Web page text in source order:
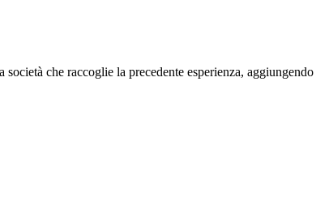
che raccoglie la precedente esperienza, aggiungendo